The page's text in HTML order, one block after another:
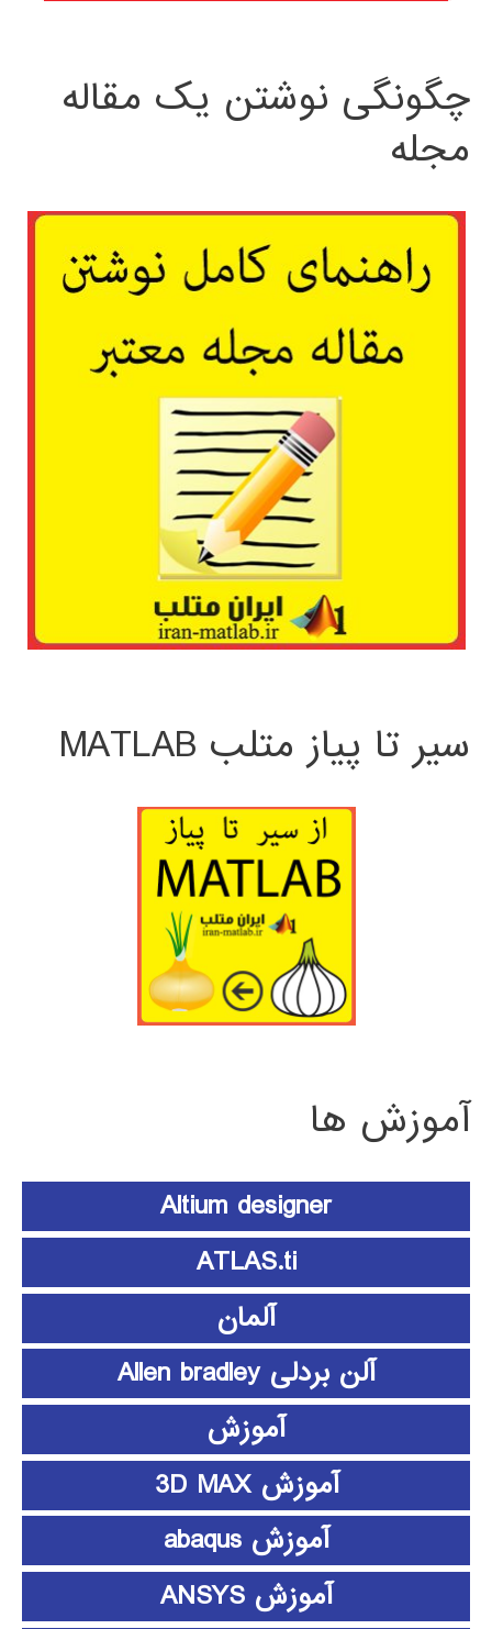
چگونگی نوشتن یک مقاله
مجله
سیر تا پیاز متلب MATLAB
آموزش ها
Altium designer
ATLAS.ti
آلمان
آلن بردلی Allen bradley
آموزش
آموزش 3D MAX
آموزش abaqus
آموزش ANSYS